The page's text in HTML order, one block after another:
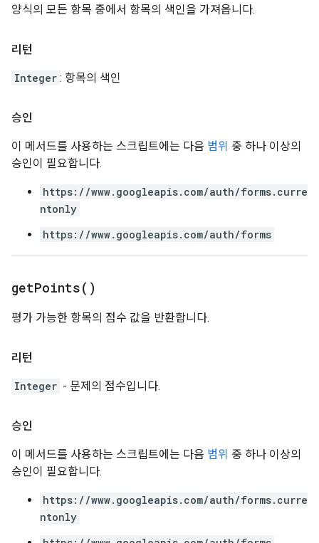
양식의 모든 항목 중에서 항목의 색인을 가져옵니다.
리턴
Integer : 항목의 색인
승인
이 메서드를 사용하는 스크립트에는 다음 범위 중 하나 이상의
승인이 필요합니다.
https://www.googleapis.com/auth/forms.curre
ntonly
https://www.googleapis.com/auth/forms
getPoints( )
평가 가능한 항목의 점수 값을 반환합니다.
리턴
Integer - 문제의 점수입니다.
승인
이 메서드를 사용하는 스크립트에는 다음 범위 중 하나 이상의
승인이 필요합니다.
https://www.googleapis.com/auth/forms.curre
ntonly